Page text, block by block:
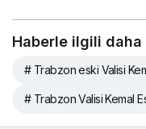
Haberle ilgili daha
# Trabzon eski Valisi
# Trabzon Valisi Kemal